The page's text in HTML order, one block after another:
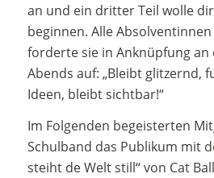
an und ein dritter Teil wolle
beginnen. Alle
forderte sie in Anknüpfung an
Abends auf: „Bleibt glitzernd,
Ideen, bleibt sichtbar!“
Im Folgenden begeisterten
Schulband das Publikum mit
steiht de Welt still“ von Cat